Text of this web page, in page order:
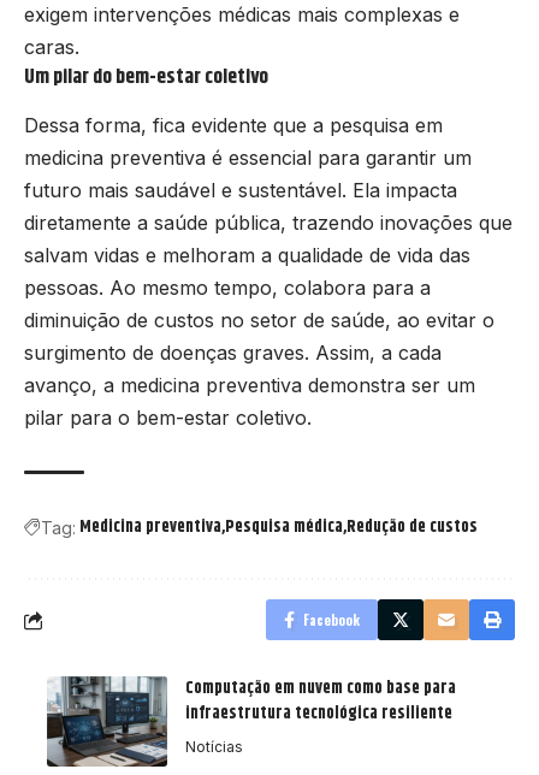
exigem intervenções médicas mais complexas e
caras.
Um pilar do bem-estar coletivo
Dessa forma, fica evidente que a pesquisa em
medicina preventiva é essencial para garantir um
futuro mais saudável e sustentável. Ela impacta
diretamente a saúde pública, trazendo inovações que
salvam vidas e melhoram a qualidade de vida das
pessoas. Ao mesmo tempo, colabora para a
diminuição de custos no setor de saúde, ao evitar o
surgimento de doenças graves. Assim, a cada
avanço, a medicina preventiva demonstra ser um
pilar para o bem-estar coletivo.
Tag: Medicina preventiva Pesquisa médica Redução de custos
Facebook
Computação em nuvem como base para
infraestrutura tecnológica resiliente
Notícias